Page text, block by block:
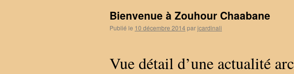
Bienvenue à Zouhour Chaabane
Publié le 10 décembre 2014parjcardinali
Vue détail d’une actualité